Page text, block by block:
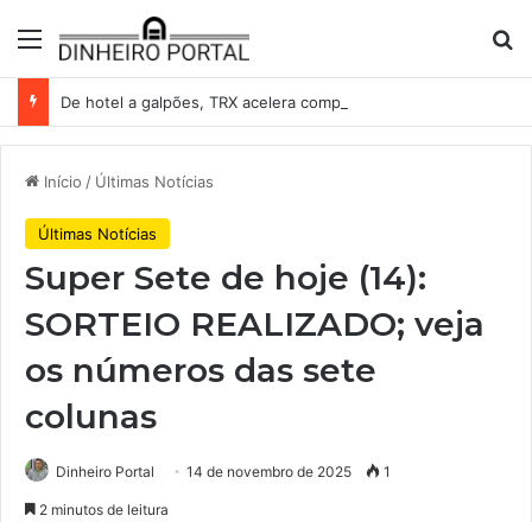
Menu
Início / Últimas Notícias
Últimas Notícias
Super Sete de hoje (14):
SORTEIO REALIZADO; veja
os números das sete
colunas
Dinheiro Portal 14 de novembro de 2025 1
2 minutos de leitura